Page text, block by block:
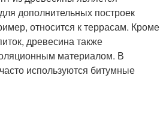
дополнительных построек
относится к террасам. Кроме
древесина также
материалом. В
используются битумные